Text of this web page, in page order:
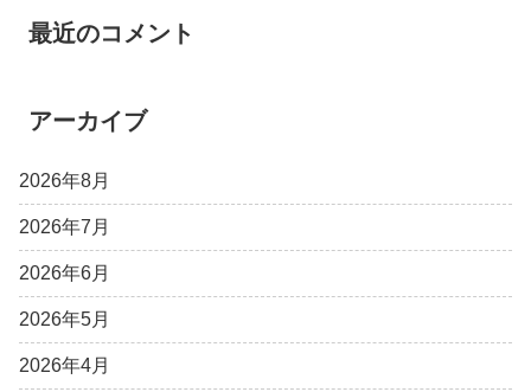
最近のコメント
アーカイブ
2026年8月
2026年7月
2026年6月
2026年5月
2026年4月